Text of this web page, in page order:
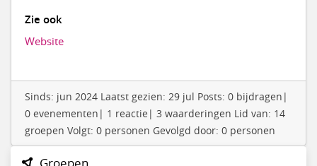
Zie ook
Website
Sinds: jun 2024 Laatst gezien: 29 jul Posts: 0 bijdragen|
0 evenementen| 1 reactie| 3 waarderingen Lid van: 14
groepen Volgt: 0 personen Gevolgd door: 0 personen